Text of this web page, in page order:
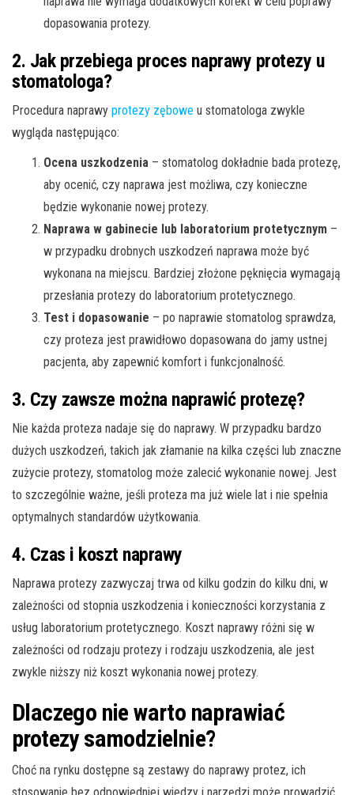
dopasowania protezy.
2. Jak przebiega proces naprawy protezy u
stomatologa?
Procedura naprawy protezy zębowe u stomatologa zwykle
wygląda następująco:
Ocena uszkodzenia – stomatolog dokładnie bada protezę,
aby ocenić, czy naprawa jest możliwa, czy konieczne
będzie wykonanie nowej protezy.
Naprawa w gabinecie lub laboratorium protetycznym –
w przypadku drobnych uszkodzeń naprawa może być
wykonana na miejscu. Bardziej złożone pęknięcia wymagają
przesłania protezy do laboratorium protetycznego.
Test i dopasowanie – po naprawie stomatolog sprawdza,
czy proteza jest prawidłowo dopasowana do jamy ustnej
pacjenta, aby zapewnić komfort i funkcjonalność.
3. Czy zawsze można naprawić protezę?
Nie każda proteza nadaje się do naprawy. W przypadku bardzo
dużych uszkodzeń, takich jak złamanie na kilka części lub znaczne
zużycie protezy, stomatolog może zalecić wykonanie nowej. Jest
to szczególnie ważne, jeśli proteza ma już wiele lat i nie spełnia
optymalnych standardów użytkowania.
4. Czas i koszt naprawy
Naprawa protezy zazwyczaj trwa od kilku godzin do kilku dni, w
zależności od stopnia uszkodzenia i konieczności korzystania z
usług laboratorium protetycznego. Koszt naprawy różni się w
zależności od rodzaju protezy i rodzaju uszkodzenia, ale jest
zwykle niższy niż koszt wykonania nowej protezy.
Dlaczego nie warto naprawiać
protezy samodzielnie?
Choć na rynku dostępne są zestawy do naprawy protez, ich
stosowanie bez odpowiedniej wiedzy i narzędzi może prowadzić